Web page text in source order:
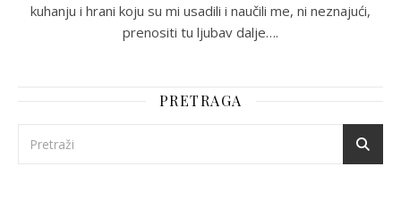
kuhanju i hrani koju su mi usadili i naučili me, ni neznajući,
prenositi tu ljubav dalje….
PRETRAGA